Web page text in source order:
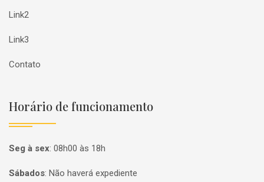
Link2
Link3
Contato
Horário de funcionamento
Seg à sex: 08h00 às 18h
Sábados: Não haverá expediente